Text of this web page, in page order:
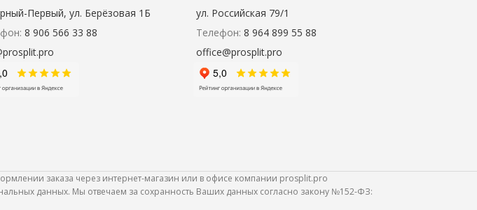
Первый, ул. Берёзовая 1Б
8 906 566 33 88
ул. Российская 79/1
Телефон: 8 964 899 55 88
office@prosplit.pro
заказа через интернет-магазин или в офисе компании prosplit.pro
данных. Мы отвечаем за сохранность Ваших данных согласно закону №152-ФЗ: